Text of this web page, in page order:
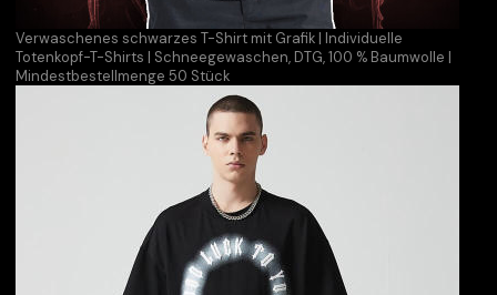
Verwaschenes schwarzes T-Shirt mit Grafik | Individuelle
Totenkopf-T-Shirts | Schneegewaschen, DTG, 100 % Baumwolle |
Mindestbestellmenge 50 Stück